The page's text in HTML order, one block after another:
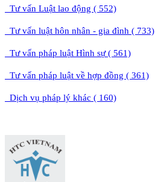
Tư vấn Luật lao động ( 552)
Tư vấn luật hôn nhân - gia đình ( 733)
Tư vấn pháp luật Hình sự ( 561)
Tư vấn pháp luật về hợp đồng ( 361)
Dịch vụ pháp lý khác ( 160)